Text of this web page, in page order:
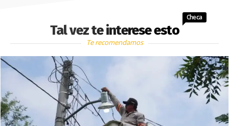
Tal vez te interese esto
Checa
Te recomendamos